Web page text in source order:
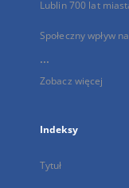
Lublin 700 lat
Społeczny wpływ
...
Zobacz więcej
Indeksy
Tytuł